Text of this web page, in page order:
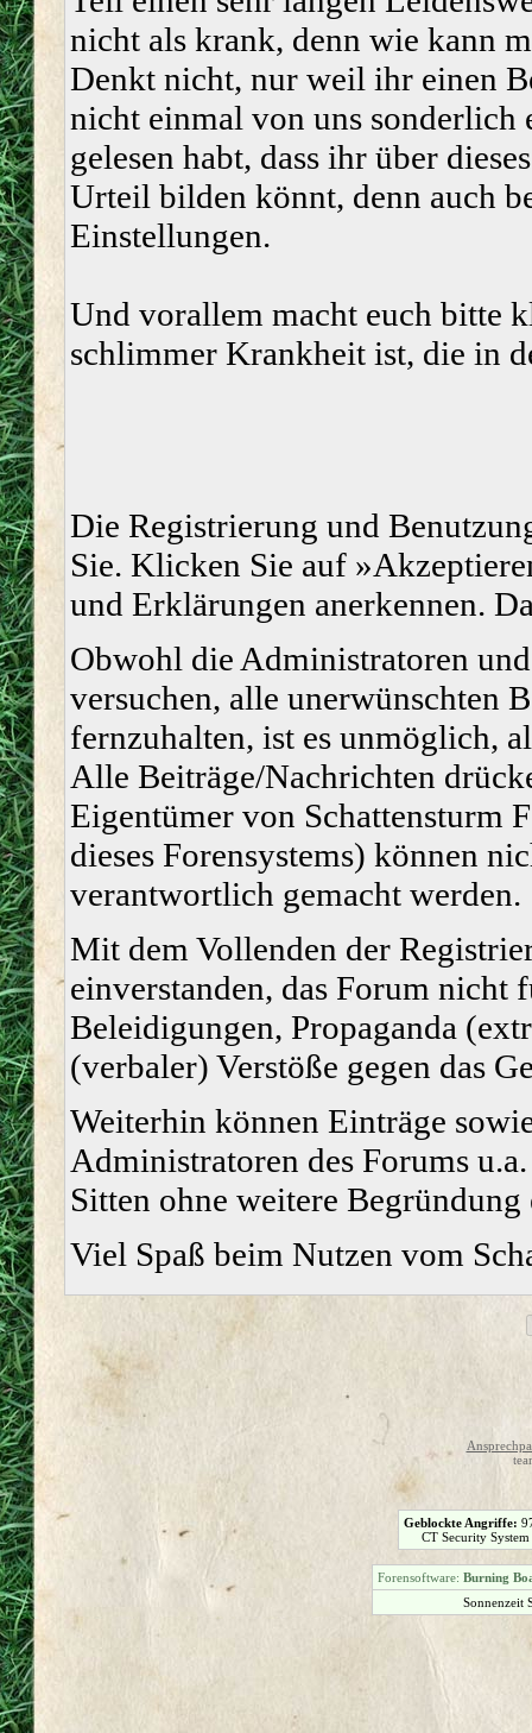
nicht als krank, denn wie kann
Denkt nicht, nur weil ihr einen
nicht einmal von uns sonderlich
gelesen habt, dass ihr über
Urteil bilden könnt, denn auch
Einstellungen.
Und vorallem macht euch bitte
schlimmer Krankheit ist, die in
Die Registrierung und
Sie. Klicken Sie auf
und Erklärungen anerkennen.
Obwohl die Administratoren
versuchen, alle unerwünschten
fernzuhalten, ist es unmöglich,
Alle Beiträge/Nachrichten
Eigentümer von Schattensturm
dieses Forensystems) können
verantwortlich gemacht werden.
Mit dem Vollenden der
einverstanden, das Forum nicht
Beleidigungen, Propaganda
(verbaler) Verstöße gegen das
Weiterhin können Einträge
Administratoren des Forums
Sitten ohne weitere
Viel Spaß beim Nutzen vom
Geblockte Angriffe:
CT Security
Forensoftware: Burning
Sonnenzeit